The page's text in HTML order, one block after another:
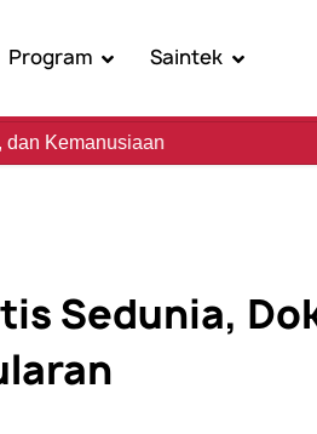
Program Saintek
Sedunia,